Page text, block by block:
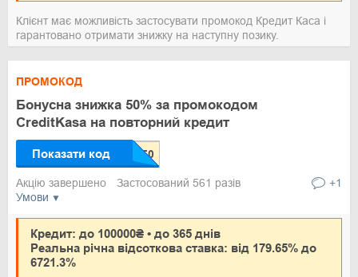
Клієнт має можливість застосувати промокод Кредит Каса і
гарантовано отримати знижку на наступну позику.
Умови
ПРОМОКОД
Бонусна знижка 50% за промокодом
CreditKasa на повторний кредит
Показати код
Акцію завершено Застосований 561 разів +1
Кредит: до 100000₴ • до 365 днів
Реальна річна відсоткова ставка: від 179.65% до
6721.3%